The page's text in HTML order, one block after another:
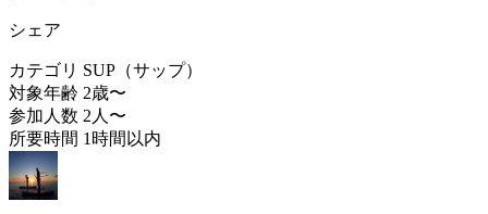
シェア
カテゴリ SUP（サップ）
対象年齢 2歳〜
参加人数 2人〜
所要時間 1時間以内